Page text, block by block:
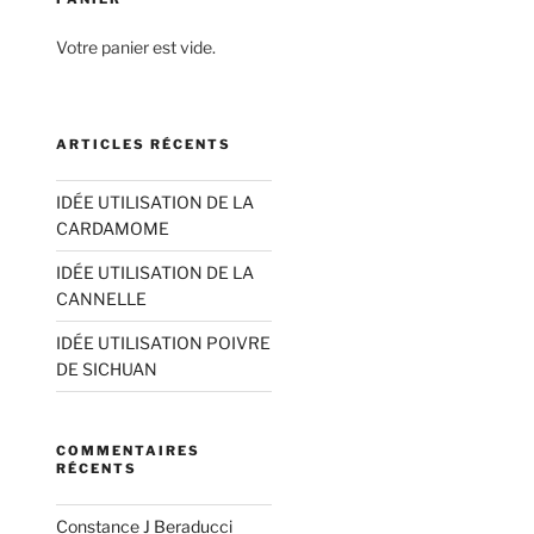
Votre panier est vide.
ARTICLES RÉCENTS
IDÉE UTILISATION DE LA
CARDAMOME
IDÉE UTILISATION DE LA
CANNELLE
IDÉE UTILISATION POIVRE
DE SICHUAN
COMMENTAIRES
RÉCENTS
Constance J Beraducci